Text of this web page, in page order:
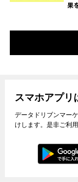
果
スマホアプリ
データドリブンマー
けします。是非ご利用